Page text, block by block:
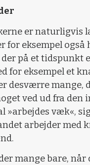
er naturligvis
for eksempel
på et tidspunkt
for eksempel et
desværre mange,
ved ud fra den
»arbejdes væk«,
arbejder med
mange bare, når